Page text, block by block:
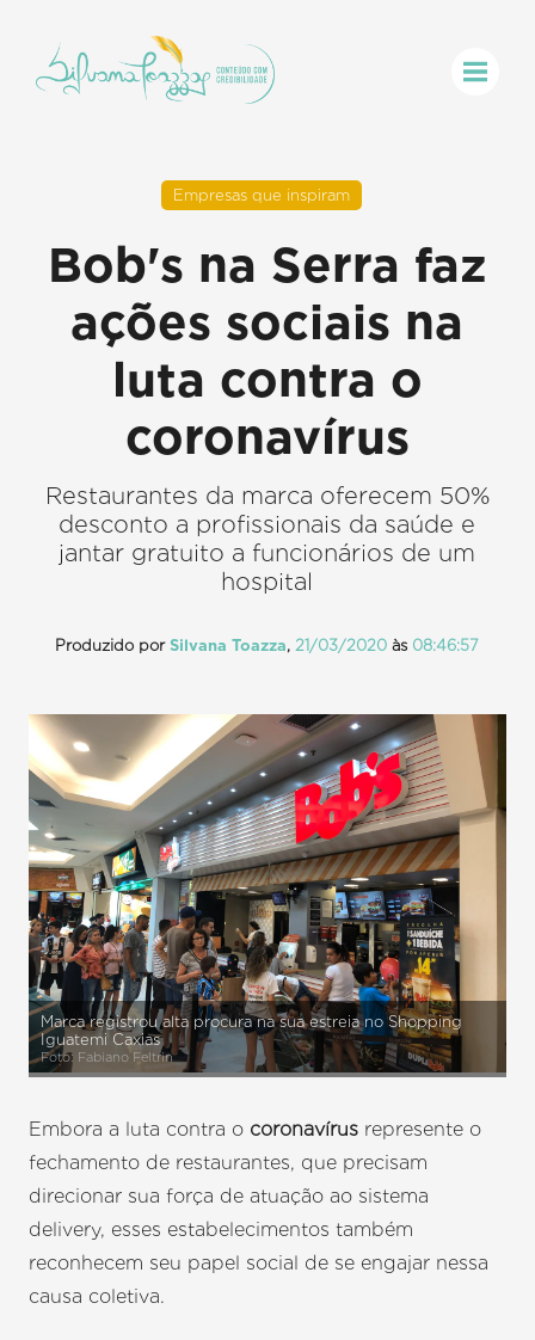
Empresas que inspiram
Bob's na Serra faz
ações sociais na
luta contra o
coronavírus
Restaurantes da marca oferecem 50%
desconto a profissionais da saúde e
jantar gratuito a funcionários de um
hospital
Produzido porSilvana Toazza, 21/03/2020 às 08:46:57
Marca registrou alta procura na sua estreia no Shopping
Iguatemi Caxias
Foto: Fabiano Feltrin
Embora a luta contra o coronavírus represente o
fechamento de restaurantes, que precisam
direcionar sua força de atuação ao sistema
delivery, esses estabelecimentos também
reconhecem seu papel social de se engajar nessa
causa coletiva.